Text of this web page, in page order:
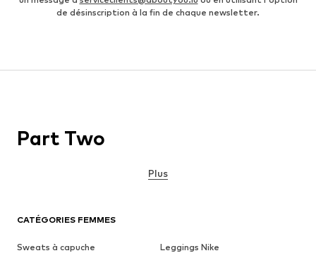
de désinscription à la fin de chaque newsletter.
CATÉGORIES FEMMES
Sweats à capuche
Leggings Nike
Part Two
Plus